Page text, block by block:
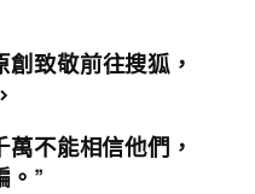
創致敬前往搜狐，
不能相信他們，
。”